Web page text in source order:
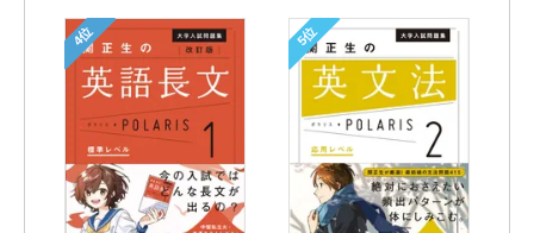
4位 5位